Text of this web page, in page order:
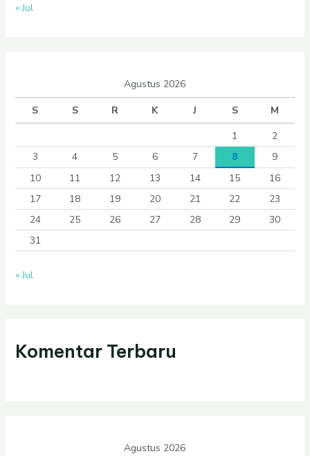
« Jul
Agustus 2026
S
S R K J S
M
1
2
3
4 5 6 7 8
9
10
11 12 13 14 15
16
17
18 19 20 21 22
23
24
25 26 27 28 29
30
31
« Jul
Komentar Terbaru
Agustus 2026